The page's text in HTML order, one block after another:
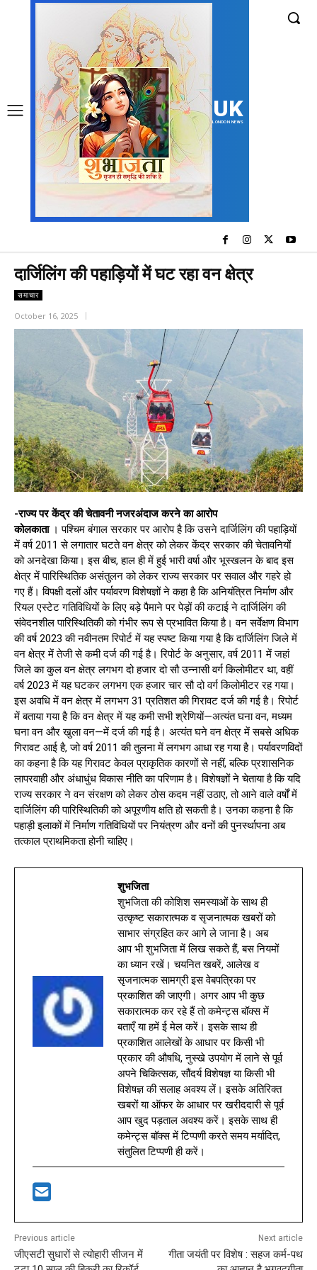
UK
LONDON NEWS
दार्जिलिंग की पहाड़ियों में घट रहा वन क्षेत्र
समाचार
October 16, 2025
-राज्य पर केंद्र की चेतावनी नजरअंदाज करने का आरोप
कोलकाता। पश्चिम बंगाल सरकार पर आरोप है कि उसने दार्जिलिंग की पहाड़ियों
में वर्ष 2011 से लगातार घटते वन क्षेत्र को लेकर केंद्र सरकार की चेतावनियों
को अनदेखा किया। इस बीच, हाल ही में हुई भारी वर्षा और भूस्खलन के बाद इस
क्षेत्र में पारिस्थितिक असंतुलन को लेकर राज्य सरकार पर सवाल और गहरे हो
गए हैं। विपक्षी दलों और पर्यावरण विशेषज्ञों ने कहा है कि अनियंत्रित निर्माण और
रियल एस्टेट गतिविधियों के लिए बड़े पैमाने पर पेड़ों की कटाई ने दार्जिलिंग की
संवेदनशील पारिस्थितिकी को गंभीर रूप से प्रभावित किया है। वन सर्वेक्षण विभाग
की वर्ष 2023 की नवीनतम रिपोर्ट में यह स्पष्ट किया गया है कि दार्जिलिंग जिले में
वन क्षेत्र में तेजी से कमी दर्ज की गई है। रिपोर्ट के अनुसार, वर्ष 2011 में जहां
जिले का कुल वन क्षेत्र लगभग दो हजार दो सौ उन्नासी वर्ग किलोमीटर था, वहीं
वर्ष 2023 में यह घटकर लगभग एक हजार चार सौ दो वर्ग किलोमीटर रह गया।
इस अवधि में वन क्षेत्र में लगभग 31 प्रतिशत की गिरावट दर्ज की गई है। रिपोर्ट
में बताया गया है कि वन क्षेत्र में यह कमी सभी श्रेणियों—अत्यंत घना वन, मध्यम
घना वन और खुला वन—में दर्ज की गई है। अत्यंत घने वन क्षेत्र में सबसे अधिक
गिरावट आई है, जो वर्ष 2011 की तुलना में लगभग आधा रह गया है। पर्यावरणविदों
का कहना है कि यह गिरावट केवल प्राकृतिक कारणों से नहीं, बल्कि प्रशासनिक
लापरवाही और अंधाधुंध विकास नीति का परिणाम है। विशेषज्ञों ने चेताया है कि यदि
राज्य सरकार ने वन संरक्षण को लेकर ठोस कदम नहीं उठाए, तो आने वाले वर्षों में
दार्जिलिंग की पारिस्थितिकी को अपूरणीय क्षति हो सकती है। उनका कहना है कि
पहाड़ी इलाकों में निर्माण गतिविधियों पर नियंत्रण और वनों की पुनर्स्थापना अब
तत्काल प्राथमिकता होनी चाहिए।
शुभजिता
शुभजिता की कोशिश समस्याओं के साथ ही
उत्कृष्ट सकारात्मक व सृजनात्मक खबरों को
साभार संग्रहित कर आगे ले जाना है। अब
आप भी शुभजिता में लिख सकते हैं, बस नियमों
का ध्यान रखें। चयनित खबरें, आलेख व
सृजनात्मक सामग्री इस वेबपत्रिका पर
प्रकाशित की जाएगी। अगर आप भी कुछ
सकारात्मक कर रहे हैं तो कमेन्ट्स बॉक्स में
बताएँ या हमें ई मेल करें। इसके साथ ही
प्रकाशित आलेखों के आधार पर किसी भी
प्रकार की औषधि, नुस्खे उपयोग में लाने से पूर्व
अपने चिकित्सक, सौंदर्य विशेषज्ञ या किसी भी
विशेषज्ञ की सलाह अवश्य लें। इसके अतिरिक्त
खबरों या ऑफर के आधार पर खरीददारी से पूर्व
आप खुद पड़ताल अवश्य करें। इसके साथ ही
कमेन्ट्स बॉक्स में टिप्पणी करते समय मर्यादित,
संतुलित टिप्पणी ही करें।
Previous article
जीएसटी सुधारों से त्योहारी सीजन में
Next article
गीता जयंती पर विशेष : सहज कर्म-पथ